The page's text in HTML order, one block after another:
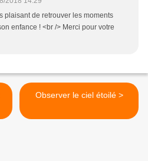
plaisant de retrouver les moments
enfance ! <br /> Merci pour votre
Observer le ciel étoilé >